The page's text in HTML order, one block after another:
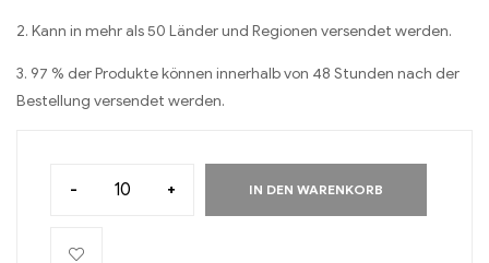
2. Kann in mehr als 50 Länder und Regionen versendet werden.
3. 97 % der Produkte können innerhalb von 48 Stunden nach der
Bestellung versendet werden.
- + IN DEN WARENKORB